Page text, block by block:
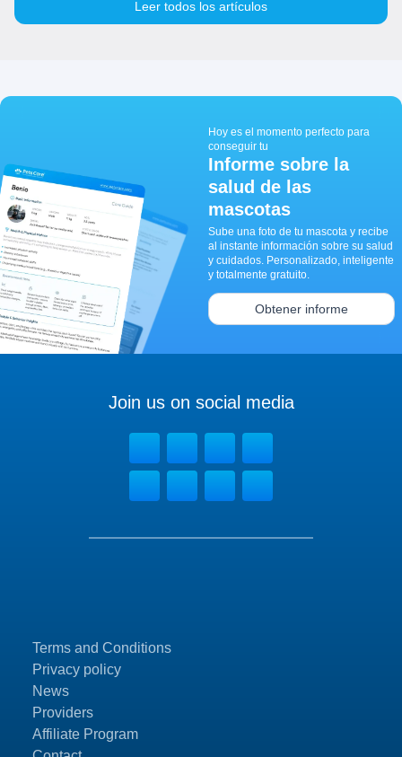
Leer todos los artículos
Hoy es el momento perfecto para
conseguir tu
Informe sobre la
salud de las
mascotas
Sube una foto de tu mascota y recibe
al instante información sobre su salud
y cuidados. Personalizado, inteligente
y totalmente gratuito.
Obtener informe
Terms and Conditions
Privacy policy
News
Providers
Affiliate Program
Join us on social media